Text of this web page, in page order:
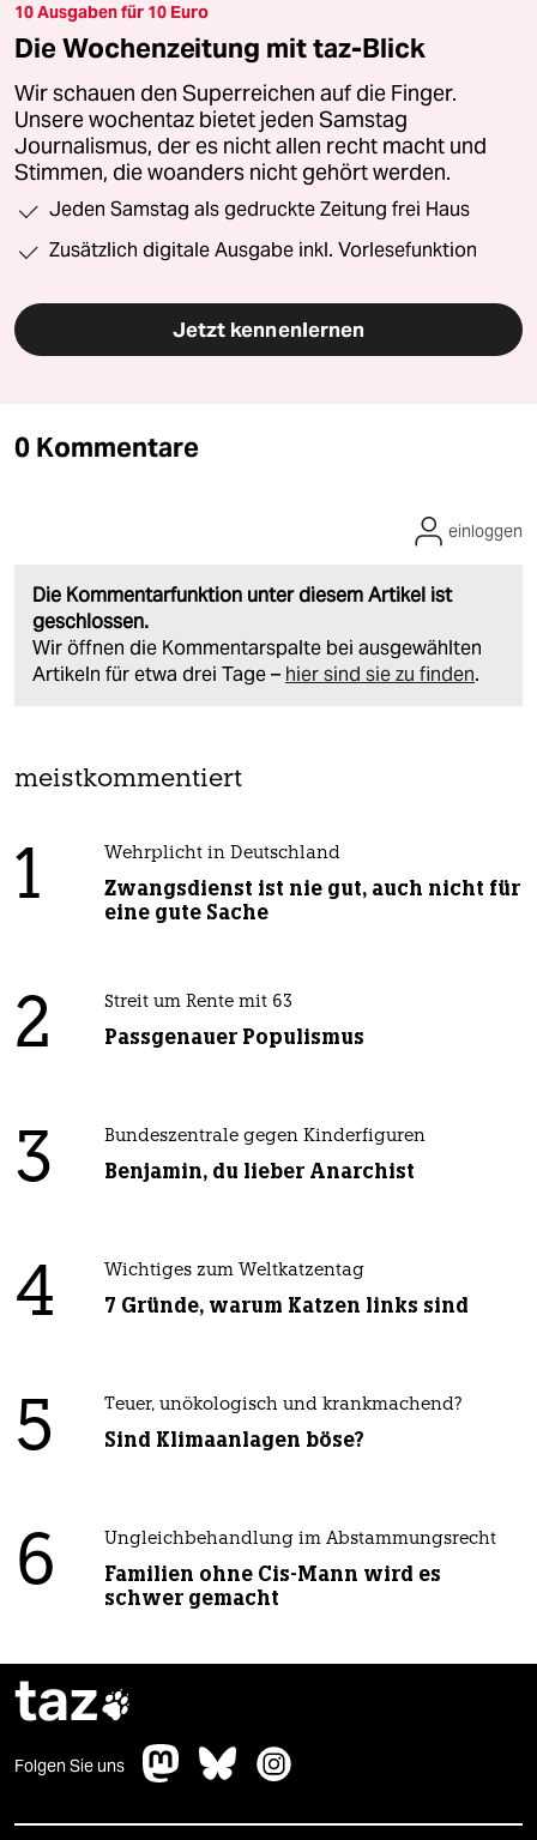
10 Ausgaben für 10 Euro
Die Wochenzeitung mit taz-Blick
Wir schauen den Superreichen auf die Finger.
Unsere wochentaz bietet jeden Samstag
Journalismus, der es nicht allen recht macht und
Stimmen, die woanders nicht gehört werden.
Jeden Samstag als gedruckte Zeitung frei Haus
Zusätzlich digitale Ausgabe inkl. Vorlesefunktion
Jetzt kennenlernen
0 Kommentare
Die Kommentarfunktion unter diesem Artikel ist
geschlossen.
Wir öffnen die Kommentarspalte bei ausgewählten
Artikeln für etwa drei Tage – hier sind sie zu finden.
einloggen
meistkommentiert
1 Wehrplicht in Deutschland
Zwangsdienst ist nie gut, auch nicht für
eine gute Sache
2 Streit um Rente mit 63
Passgenauer Populismus
3 Bundeszentrale gegen Kinderfiguren
Benjamin, du lieber Anarchist
4 Wichtiges zum Weltkatzentag
7 Gründe, warum Katzen links sind
5 Teuer, unökologisch und krankmachend?
Sind Klimaanlagen böse?
6 Ungleichbehandlung im Abstammungsrecht
Familien ohne Cis-Mann wird es
schwer gemacht
taz
Folgen Sie uns